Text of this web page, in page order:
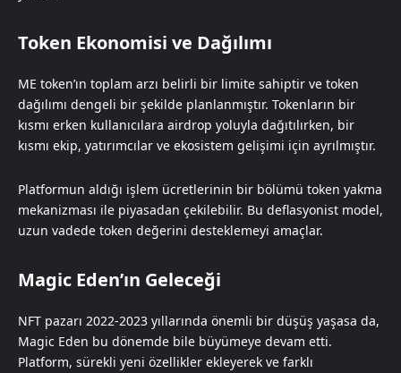
Token Ekonomisi ve Dağılımı
ME token’ın toplam arzı belirli bir limite sahiptir ve token
dağılımı dengeli bir şekilde planlanmıştır. Tokenların bir
kısmı erken kullanıcılara airdrop yoluyla dağıtılırken, bir
kısmı ekip, yatırımcılar ve ekosistem gelişimi için ayrılmıştır.
Platformun aldığı işlem ücretlerinin bir bölümü token yakma
mekanizması ile piyasadan çekilebilir. Bu deflasyonist model,
uzun vadede token değerini desteklemeyi amaçlar.
Magic Eden’ın Geleceği
NFT pazarı 2022-2023 yıllarında önemli bir düşüş yaşasa da,
Magic Eden bu dönemde bile büyümeye devam etti.
Platform, sürekli yeni özellikler ekleyerek ve farklı